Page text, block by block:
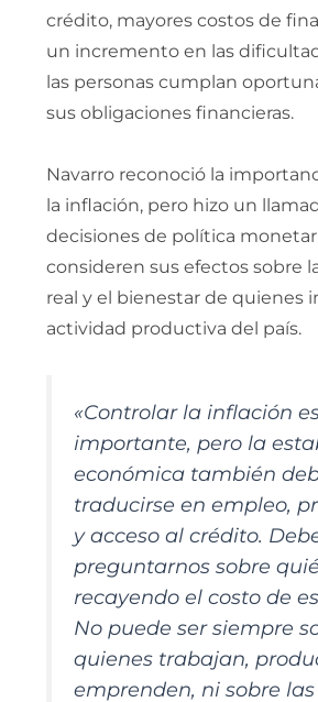
crédito, mayores costos de
un incremento en las
las personas cumplan
sus obligaciones financieras.
Navarro reconoció la
la inflación, pero hizo un
decisiones de política
consideren sus efectos sobre
real y el bienestar de quienes
actividad productiva del país.
«Controlar la inflación
importante, pero la
económica también
traducirse en empleo,
y acceso al crédito.
preguntarnos sobre
recayendo el costo de
No puede ser siempre
quienes trabajan,
emprenden, ni sobre las